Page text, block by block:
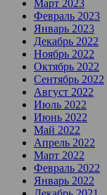
Март 2023
Февраль 2023
Январь 2023
Декабрь 2022
Ноябрь 2022
Октябрь 2022
Сентябрь 2022
Август 2022
Июль 2022
Июнь 2022
Май 2022
Апрель 2022
Март 2022
Февраль 2022
Январь 2022